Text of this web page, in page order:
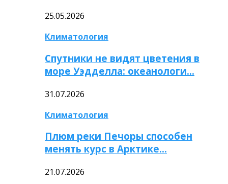
25.05.2026
Климатология
Спутники не видят цветения в
море Уэдделла: океанологи…
31.07.2026
Климатология
Плюм реки Печоры способен
менять курс в Арктике…
21.07.2026